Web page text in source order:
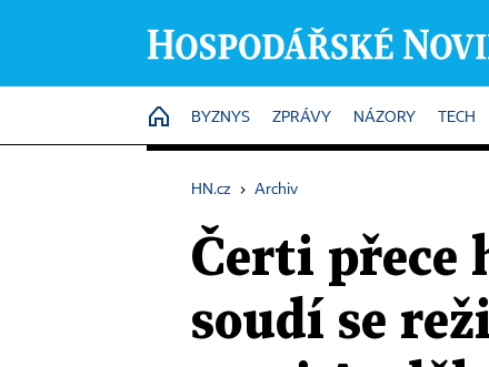
HOME
BYZNYS ZPRÁVY NÁZORY TECH
HN.cz › Archiv
Čerti přece
soudí se